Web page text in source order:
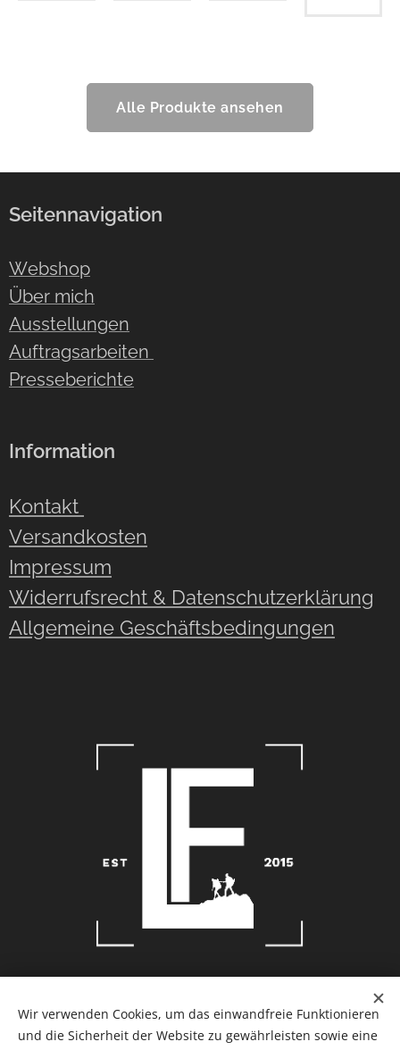
Alle Produkte ansehen
Seitennavigation
Webshop
Über mich
Ausstellungen
Auftragsarbeiten
Presseberichte
Information
Kontakt
Versandkosten
Impressum
Widerrufsrecht & Datenschutzerklärung
Allgemeine Geschäftsbedingungen
Instagram/ TikTok Cookies
Wir verwenden Cookies, um das einwandfreie Funktionieren
und die Sicherheit der Website zu gewährleisten sowie eine